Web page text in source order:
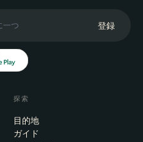
登録
探索
目的地
ガイド